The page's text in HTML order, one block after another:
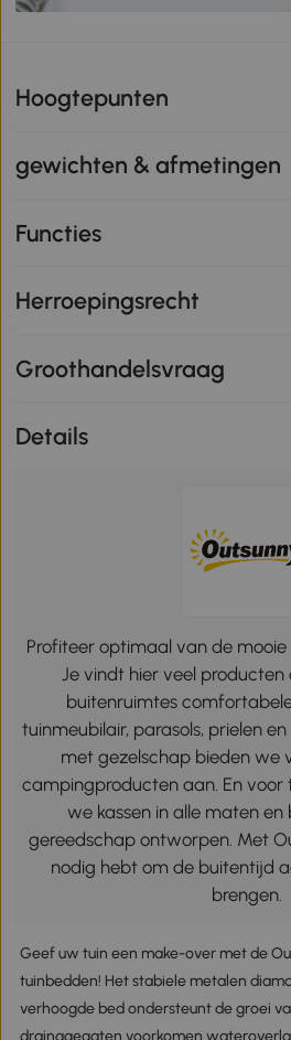
Hoogtepunten
gewichten & afmetingen
Functies
Herroepingsrecht
Groothandelsvraag
Details
Profiteer optimaal van de
Je vindt hier veel producten
buitenruimtes
tuinmeubilair, parasols, prielen
met gezelschap bieden we
campingproducten aan. En voor
we kassen in alle maten
gereedschap ontworpen. Met
nodig hebt om de buitentijd
brengen.
Geef uw tuin een make-over met de
tuinbedden! Het stabiele metalen
verhoogde bed ondersteunt de groei